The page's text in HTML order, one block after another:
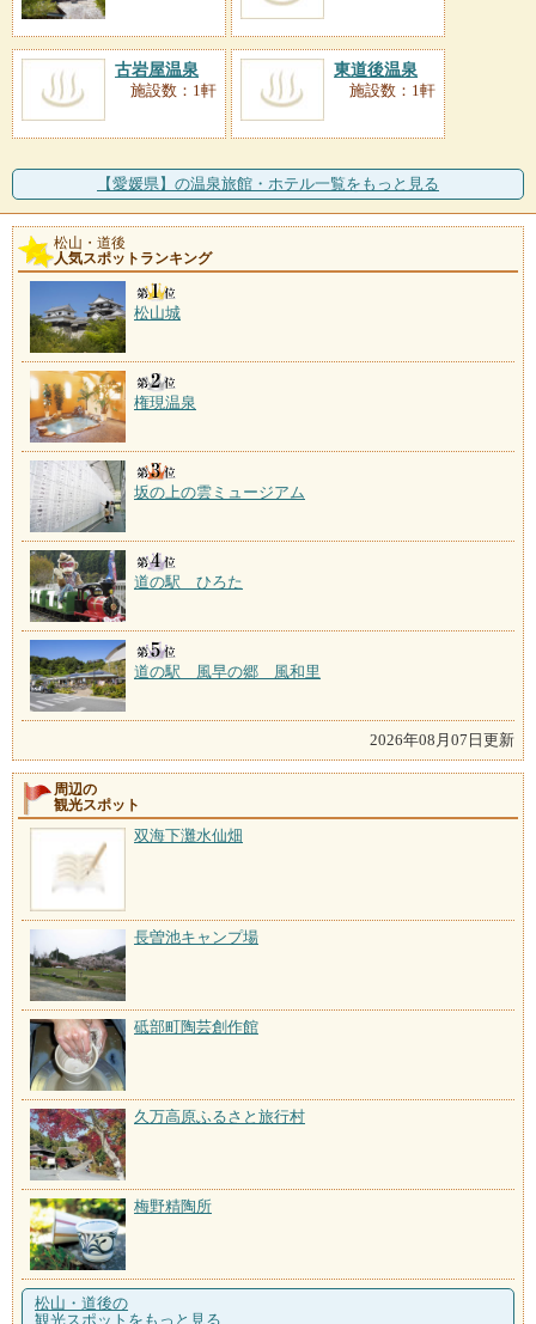
古岩屋温泉
施設数：1軒
東道後温泉
施設数：1軒
【愛媛県】の温泉旅館・ホテル一覧をもっと見る
松山・道後
人気スポットランキング
松山城
権現温泉
坂の上の雲ミュージアム
道の駅 ひろた
道の駅 風早の郷 風和里
2026年08月07日更新
周辺の
観光スポット
双海下灘水仙畑
長曽池キャンプ場
砥部町陶芸創作館
久万高原ふるさと旅行村
梅野精陶所
松山・道後の
観光スポットをもっと見る